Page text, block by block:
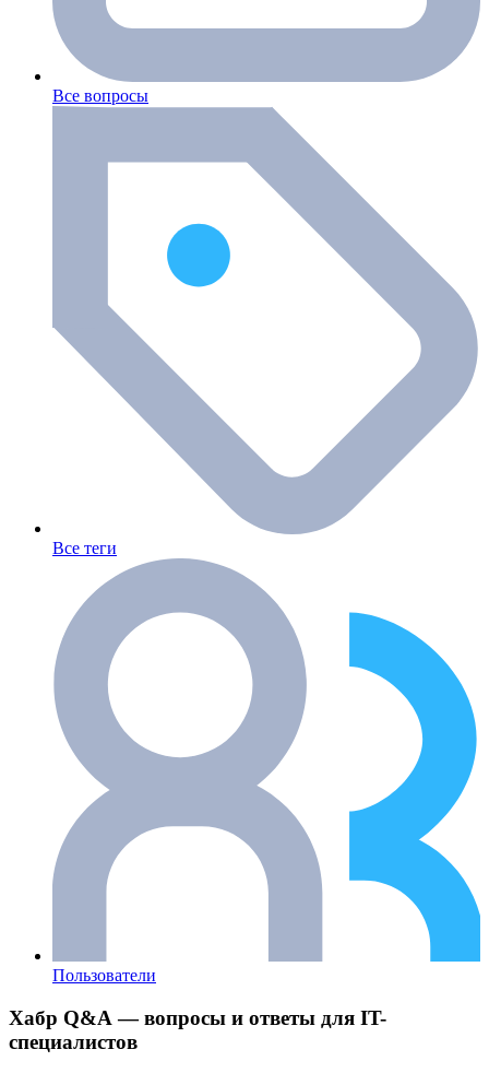
Все вопросы
Все теги
Пользователи
Хабр Q&A — вопросы и ответы для IT-
специалистов